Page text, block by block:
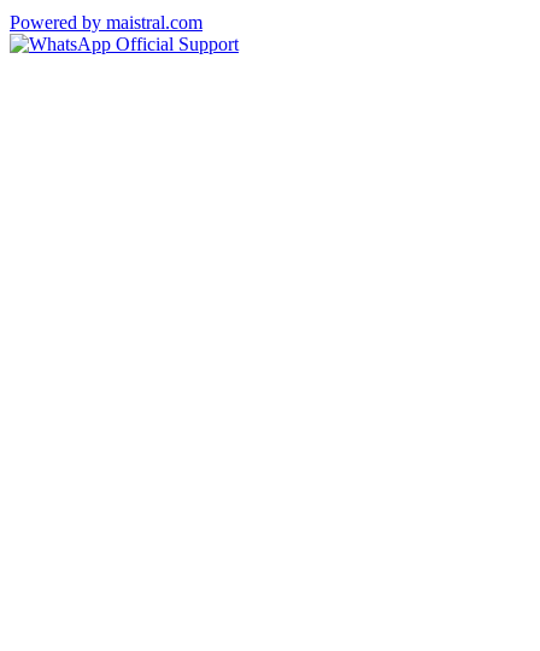
Powered by maistral.com